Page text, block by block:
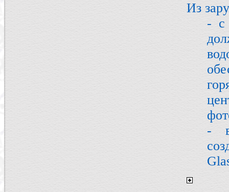
Из
- с
-